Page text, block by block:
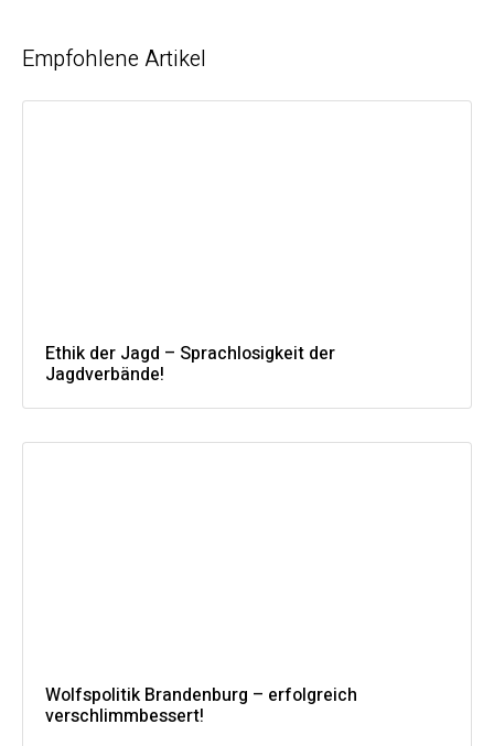
Empfohlene Artikel
Ethik der Jagd – Sprachlosigkeit der
Jagdverbände!
Wolfspolitik Brandenburg – erfolgreich
verschlimmbessert!